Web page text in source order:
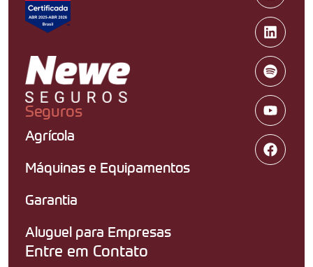
Seguros
Agrícola
Máquinas e Equipamentos
Garantia
Aluguel para Empresas
Entre em Contato